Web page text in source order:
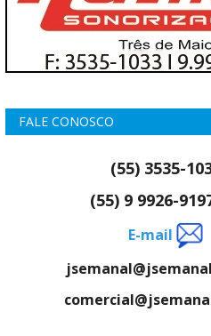
FALE CONOSCO
(55) 3535-
(55) 9 9926-
E-mail